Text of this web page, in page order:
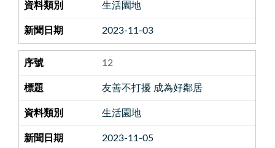
生活園地
2023-11-03
12
友善不打擾 成為好鄰居
生活園地
2023-11-05